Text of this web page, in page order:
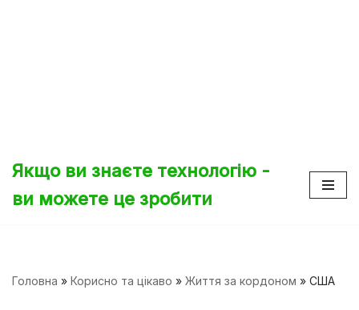
до
Якщо ви знаєте технологію -
ви можете це зробити
Головна » Корисно та цікаво » Життя за кордоном » США